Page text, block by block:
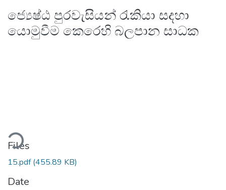
ජ්‍යෙෂ්ඨ පුරවැසියන් රැකියා සදහා
යොමුවීම කෙරෙහි බලපාන සාධක
Files
15.pdf(455.89 KB)
Date